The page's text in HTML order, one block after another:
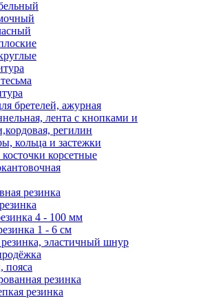
бретелей, ажурная
лента с кнопками и
регилин
кольца и застежки
корсетные
резинка
4 - 100 мм
1 - 6 см
эластичный шнур
резинка
резинка